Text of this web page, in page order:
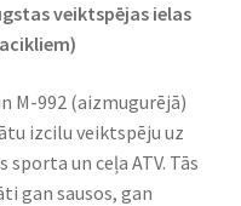
veiktspējas ielas
M-992 (aizmugurējā)
izcilu veiktspēju uz
un ceļa ATV. Tās
gan sausos, gan